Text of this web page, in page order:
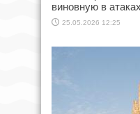
виновную в
25.05.2026 12:25